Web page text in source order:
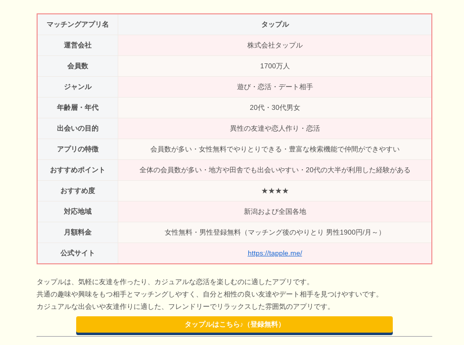
マッチングアプリ名 タップル
運営会社 株式会社タップル
会員数 1700万人
ジャンル 遊び・恋活・デート相手
年齢層・年代 20代・30代男女
出会いの目的 異性の友達や恋人作り・恋活
アプリの特徴 会員数が多い・女性無料でやりとりできる・豊富な検索機能で仲間ができやすい
おすすめポイント 全体の会員数が多い・地方や田舎でも出会いやすい・20代の大半が利用した経験がある
おすすめ度 ★★★★
対応地域 新潟および全国各地
月額料金 女性無料・男性登録無料（マッチング後のやりとり 男性1900円/月～）
公式サイト https://tapple.me/
タップルは、気軽に友達を作ったり、カジュアルな恋活を楽しむのに適したアプリです。
共通の趣味や興味をもつ相手とマッチングしやすく、自分と相性の良い友達やデート相手を見つけやすいです。
カジュアルな出会いや友達作りに適した、フレンドリーでリラックスした雰囲気のアプリです。
タップルはこちら♪（登録無料）